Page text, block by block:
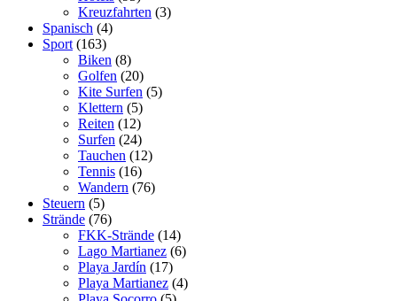
Kreuzfahrten (3)
Spanisch (4)
Sport (163)
Biken (8)
Golfen (20)
Kite Surfen (5)
Klettern (5)
Reiten (12)
Surfen (24)
Tauchen (12)
Tennis (16)
Wandern (76)
Steuern (5)
Strände (76)
FKK-Strände (14)
Lago Martianez (6)
Playa Jardí­n (17)
Playa Martianez (4)